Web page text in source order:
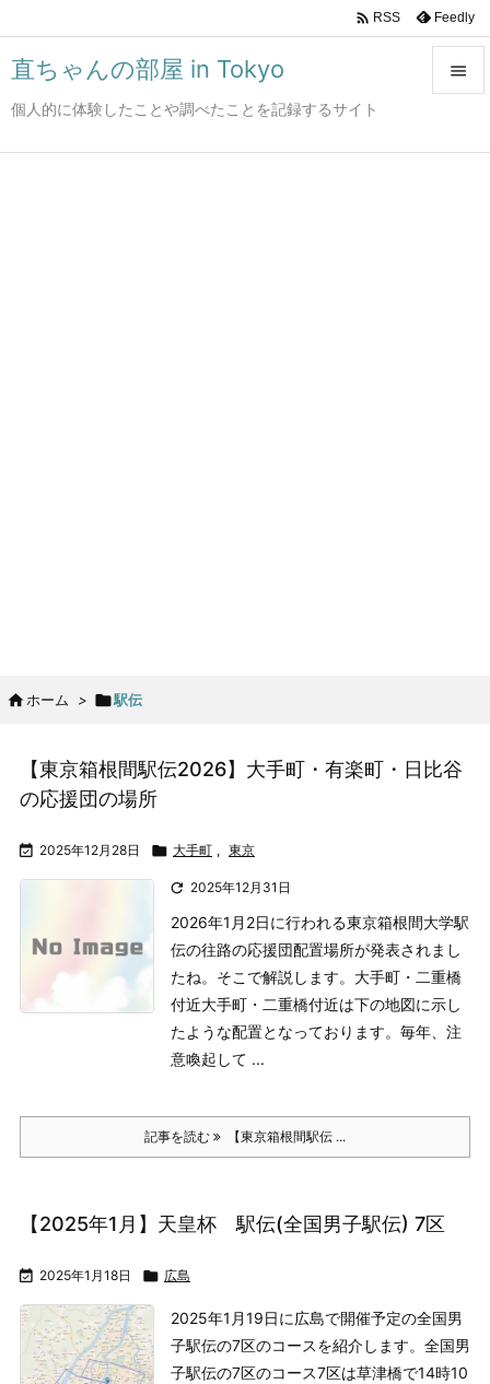
直ちゃんの部屋 in Tokyo
個人的に体験したことや調べたことを記録するサイト

 RSS Feedly
 ホーム > 駅伝
【東京箱根間駅伝2026】大手町・有楽町・日比谷
の応援団の場所
 2025年12月28日  大手町 , 東京
 2025年12月31日
2026年1月2日に行われる東京箱根間大学駅
伝の往路の応援団配置場所が発表されまし
たね。そこで解説します。 大手町・二重橋
付近大手町・二重橋付近は下の地図に示し
たような配置となっております。 毎年、注
意喚起して ...
記事を読む 【東京箱根間駅伝 ...
【2025年1月】天皇杯 駅伝(全国男子駅伝) 7区
 2025年1月18日  広島
2025年1月19日に広島で開催予定の全国男
子駅伝の7区のコースを紹介します。 全国男
子駅伝の7区のコース7区は草津橋で14時10